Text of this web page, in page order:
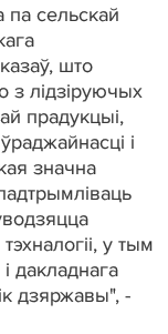
па сельскай
што
з лідзіруючых
прадукцыі,
і
значна
у тым
дакладнага
дзяржавы", -